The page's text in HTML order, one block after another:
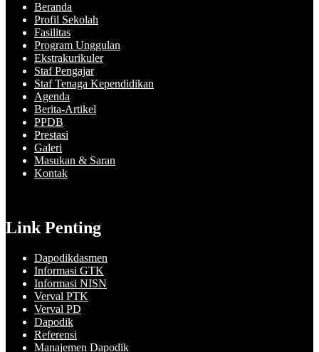
Beranda
Profil Sekolah
Fasilitas
Program Unggulan
Ekstrakurikuler
Staf Pengajar
Staf Tenaga Kependidikan
Agenda
Berita-Artikel
PPDB
Prestasi
Galeri
Masukan & Saran
Kontak
Link Penting
Dapodikdasmen
Informasi GTK
Informasi NISN
Verval PTK
Verval PD
Dapodik
Referensi
Manajemen Dapodik